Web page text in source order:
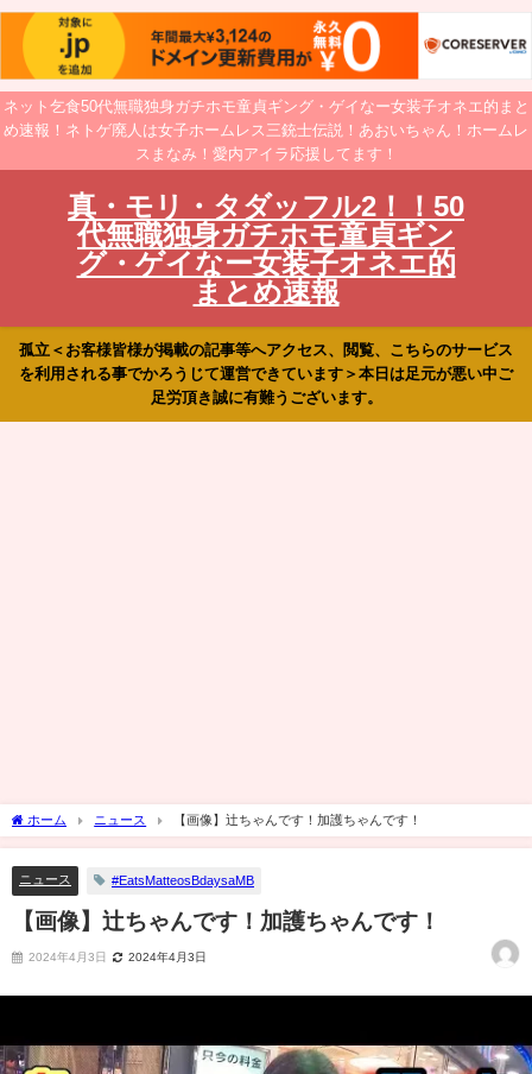
ネット乞食50代無職独身ガチホモ童貞ギング・ゲイなー女装子オネエ的まと
め速報！ネトゲ廃人は女子ホームレス三銃士伝説！あおいちゃん！ホームレ
スまなみ！愛内アイラ応援してます！
真・モリ・タダッフル2！！50
代無職独身ガチホモ童貞ギン
グ・ゲイなー女装子オネエ的
まとめ速報
孤立＜お客様皆様が掲載の記事等へアクセス、閲覧、こちらのサービス
を利用される事でかろうじて運営できています＞本日は足元が悪い中ご
足労頂き誠に有難うございます。
ホーム ニュース 【画像】辻ちゃんです！加護ちゃんです！
ニュース #EatsMatteosBdaysaMB
【画像】辻ちゃんです！加護ちゃんです！
2024年4月3日 2024年4月3日